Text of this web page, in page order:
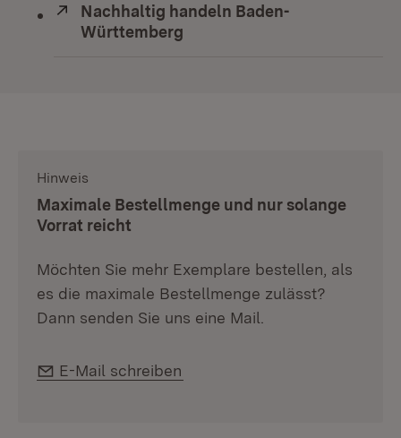
Extern:
Nachhaltig handeln Baden-
Württemberg
Hinweis
Maximale Bestellmenge und nur solange
Vorrat reicht
Möchten Sie mehr Exemplare bestellen, als
es die maximale Bestellmenge zulässt?
Dann senden Sie uns eine Mail.
E-Mail:
E-Mail schreiben